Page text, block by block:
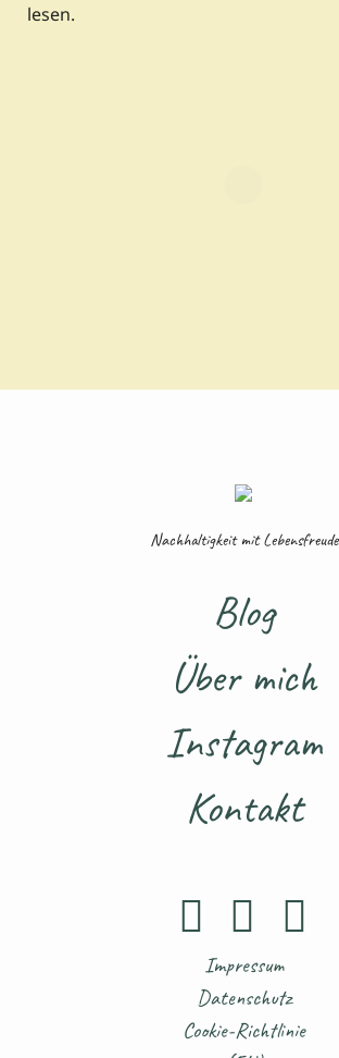
lesen.
Nachhaltigkeit mit Lebensfreude
Blog
Über mich
Instagram
Kontakt
Impressum
Datenschutz
Cookie-Richtlinie